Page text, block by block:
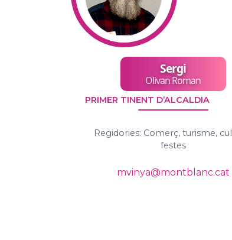
Sergi
Olivan Roman
PRIMER TINENT D’ALCALDIA
Regidories: Comerç, turisme,
festes
mvinya@montblanc.cat